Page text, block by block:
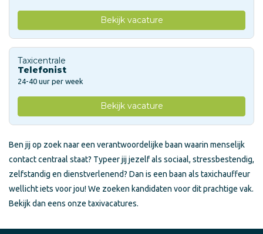
Bekijk vacature
Taxicentrale
Telefonist
24-40 uur per week
Bekijk vacature
Ben jij op zoek naar een verantwoordelijke baan waarin menselijk
contact centraal staat? Typeer jij jezelf als sociaal, stressbestendig,
zelfstandig en dienstverlenend? Dan is een baan als taxichauffeur
wellicht iets voor jou! We zoeken kandidaten voor dit prachtige vak.
Bekijk dan eens onze taxivacatures.